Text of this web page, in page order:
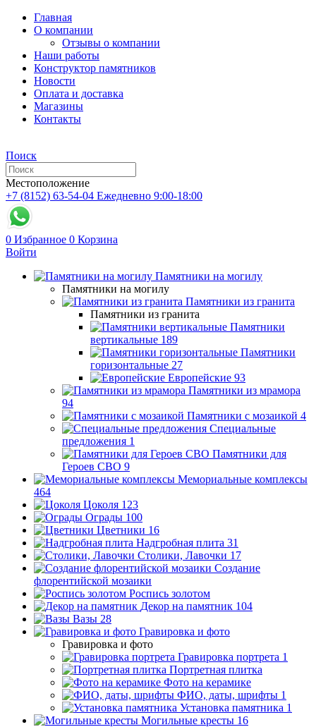
Главная
О компании
Отзывы о компании
Наши работы
Конструктор памятников
Новости
Оплата и доставка
Магазины
Контакты
Поиск
Местоположение
+7 (8152) 63-54-04 Ежедневно 9:00-18:00
0 Избранное 0 Корзина
Войти
Памятники на могилу
Памятники на могилу
Памятники из гранита
Памятники из гранита
Памятники
вертикальные 189
Памятники
горизонтальные 27
Европейские 93
Памятники из мрамора
94
Памятники с мозаикой 4
Специальные
предложения 1
Памятники для
Героев СВО 9
Мемориальные комплексы
464
Цоколя 123
Ограды 100
Цветники 16
Надгробная плита 31
Столики, Лавочки 17
Создание
флорентийской мозаики
Роспись золотом
Декор на памятник 104
Вазы 28
Гравировка и фото
Гравировка и фото
Гравировка портрета 1
Портретная плитка
Фото на керамике
ФИО, даты, шрифты 1
Установка памятника 1
Могильные кресты 16